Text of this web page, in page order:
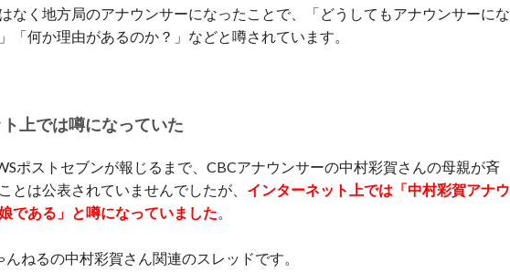
なく地方局のアナウンサーになったことで、「どうしてもアナウンサーにな
「何か理由があるのか？」などと噂されています。
上では噂になっていた
ポストセブンが報じるまで、CBCアナウンサーの中村彩賀さんの母親が斉
とは公表されていませんでしたが、 インターネット上では「中村彩賀アナウ
である」と噂になっていました。
ねるの中村彩賀さん関連のスレッドです。